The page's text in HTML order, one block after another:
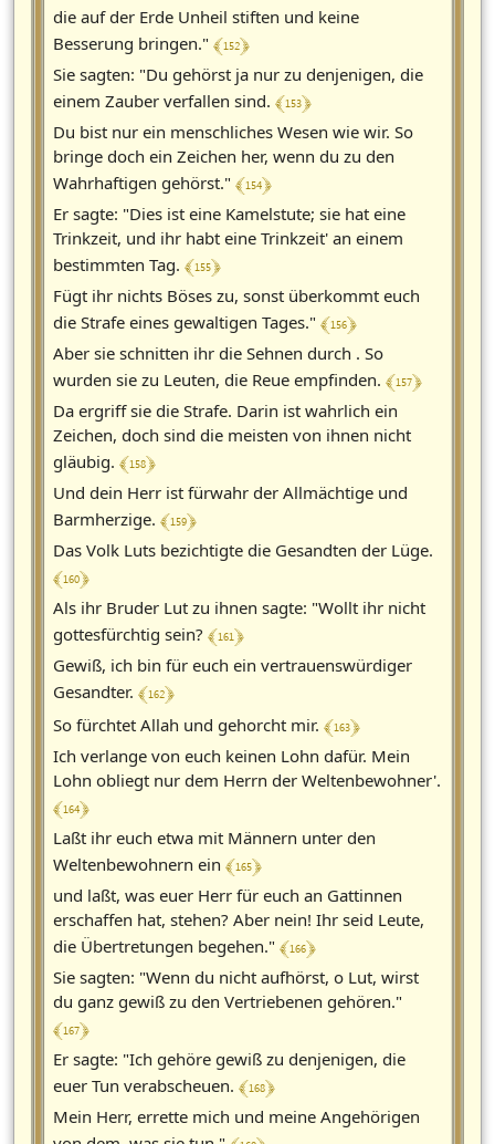
die auf der Erde Unheil stiften und keine
Besserung bringen." ﴾ 152 ﴿
Sie sagten: "Du gehörst ja nur zu denjenigen, die
einem Zauber verfallen sind. ﴾ 153 ﴿
Du bist nur ein menschliches Wesen wie wir. So
bringe doch ein Zeichen her, wenn du zu den
Wahrhaftigen gehörst." ﴾ 154 ﴿
Er sagte: "Dies ist eine Kamelstute; sie hat eine
Trinkzeit, und ihr habt eine Trinkzeit' an einem
bestimmten Tag. ﴾ 155 ﴿
Fügt ihr nichts Böses zu, sonst überkommt euch
die Strafe eines gewaltigen Tages." ﴾ 156 ﴿
Aber sie schnitten ihr die Sehnen durch . So
wurden sie zu Leuten, die Reue empfinden. ﴾ 157 ﴿
Da ergriff sie die Strafe. Darin ist wahrlich ein
Zeichen, doch sind die meisten von ihnen nicht
gläubig. ﴾ 158 ﴿
Und dein Herr ist fürwahr der Allmächtige und
Barmherzige. ﴾ 159 ﴿
Das Volk Luts bezichtigte die Gesandten der Lüge.
﴾ 160 ﴿
Als ihr Bruder Lut zu ihnen sagte: "Wollt ihr nicht
gottesfürchtig sein? ﴾ 161 ﴿
Gewiß, ich bin für euch ein vertrauenswürdiger
Gesandter. ﴾ 162 ﴿
So fürchtet Allah und gehorcht mir. ﴾ 163 ﴿
Ich verlange von euch keinen Lohn dafür. Mein
Lohn obliegt nur dem Herrn der Weltenbewohner'.
﴾ 164 ﴿
Laßt ihr euch etwa mit Männern unter den
Weltenbewohnern ein ﴾ 165 ﴿
und laßt, was euer Herr für euch an Gattinnen
erschaffen hat, stehen? Aber nein! Ihr seid Leute,
die Übertretungen begehen." ﴾ 166 ﴿
Sie sagten: "Wenn du nicht aufhörst, o Lut, wirst
du ganz gewiß zu den Vertriebenen gehören."
﴾ 167 ﴿
Er sagte: "Ich gehöre gewiß zu denjenigen, die
euer Tun verabscheuen. ﴾ 168 ﴿
Mein Herr, errette mich und meine Angehörigen